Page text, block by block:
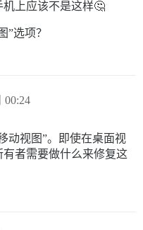
上应该不是这样🤔
”选项？
00:24
动视图”。即使在桌面视
者需要做什么来修复这